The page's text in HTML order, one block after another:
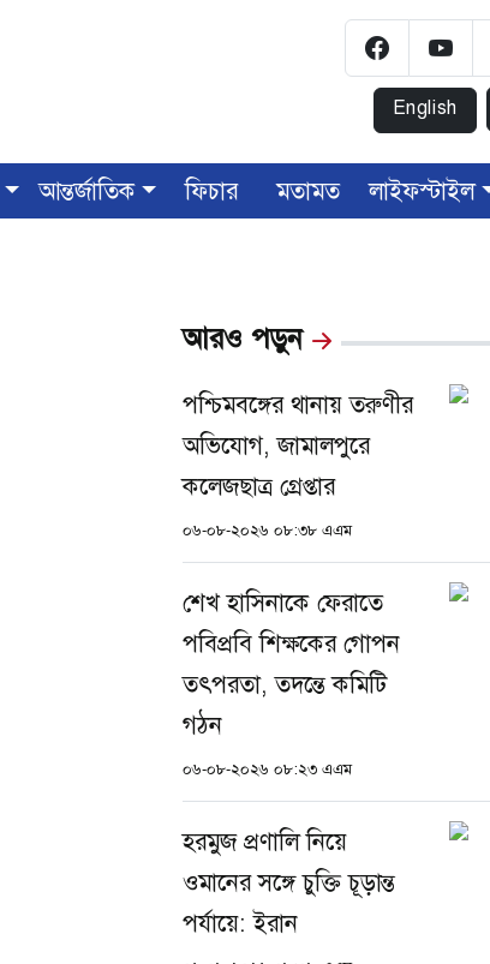
English
আন্তর্জাতিক ফিচার মতামত লাইফস্টাইল
আরও পড়ুন
পশ্চিমবঙ্গের থানায় তরুণীর
অভিযোগ, জামালপুরে
কলেজছাত্র গ্রেপ্তার
০৬-০৮-২০২৬ ০৮:৩৮ এএম
শেখ হাসিনাকে ফেরাতে
পবিপ্রবি শিক্ষকের গোপন
তৎপরতা, তদন্তে কমিটি
গঠন
০৬-০৮-২০২৬ ০৮:২৩ এএম
হরমুজ প্রণালি নিয়ে
ওমানের সঙ্গে চুক্তি চূড়ান্ত
পর্যায়ে: ইরান